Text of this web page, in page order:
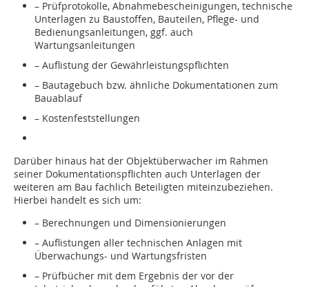
– Prüfprotokolle, Abnahmebescheinigungen, technische
Unterlagen zu Baustoffen, Bauteilen, Pflege- und
Bedienungsanleitungen, ggf. auch
Wartungsanleitungen
– Auflistung der Gewährleistungspflichten
– Bautagebuch bzw. ähnliche Dokumentationen zum
Bauablauf
– Kostenfeststellungen
Darüber hinaus hat der Objektüberwacher im Rahmen
seiner Dokumentationspflichten auch Unterlagen der
weiteren am Bau fachlich Beteiligten miteinzubeziehen.
Hierbei handelt es sich um:
– Berechnungen und Dimensionierungen
– Auflistungen aller technischen Anlagen mit
Überwachungs- und Wartungsfristen
– Prüfbücher mit dem Ergebnis der vor der